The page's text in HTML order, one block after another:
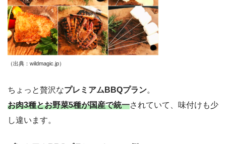
（出典：wildmagic.jp）
ちょっと贅沢なプレミアムBBQプラン。
お肉3種とお野菜5種が国産で統一されていて、味付けも少
し違います。